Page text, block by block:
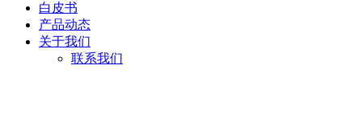
白皮书
产品动态
关于我们
联系我们